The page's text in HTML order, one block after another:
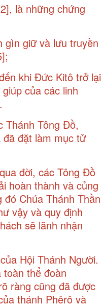
, là những chứng
gìn giữ và lưu truyền
;
khi Đức Kitô trở lại
của các linh
.
Thánh Tông Đồ,
đã đặt làm mục tử
đời, các Tông Đồ
hoàn thành và củng
Chúa Thánh Thần
vậy và quy định
sẽ lãnh nhận
Hội Thánh Người.
thể đoàn
ràng cũng đã được
thánh Phêrô và